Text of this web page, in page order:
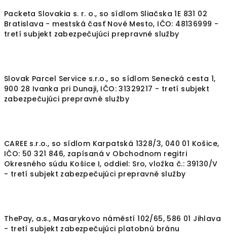
Packeta Slovakia s. r. o., so sídlom Sliačska 1E 831 02
Bratislava - mestská časť Nové Mesto, IČO: 48136999 -
tretí subjekt zabezpečujúci prepravné služby
Slovak Parcel Service s.r.o., so sídlom Senecká cesta 1,
900 28 Ivanka pri Dunaji, IČO: 31329217 - tretí subjekt
zabezpečujúci prepravné služby
CAREE s.r.o., so sídlom Karpatská 1328/3, 040 01 Košice,
IČO: 50 321 846, zapísaná v Obchodnom regitri
Okresného súdu Košice I, oddiel: Sro, vložka č.: 39130/V
- tretí subjekt zabezpečujúci prepravné služby
ThePay, a.s., Masarykovo náměstí 102/65, 586 01 Jihlava
- tretí subjekt zabezpečujúci platobnú bránu